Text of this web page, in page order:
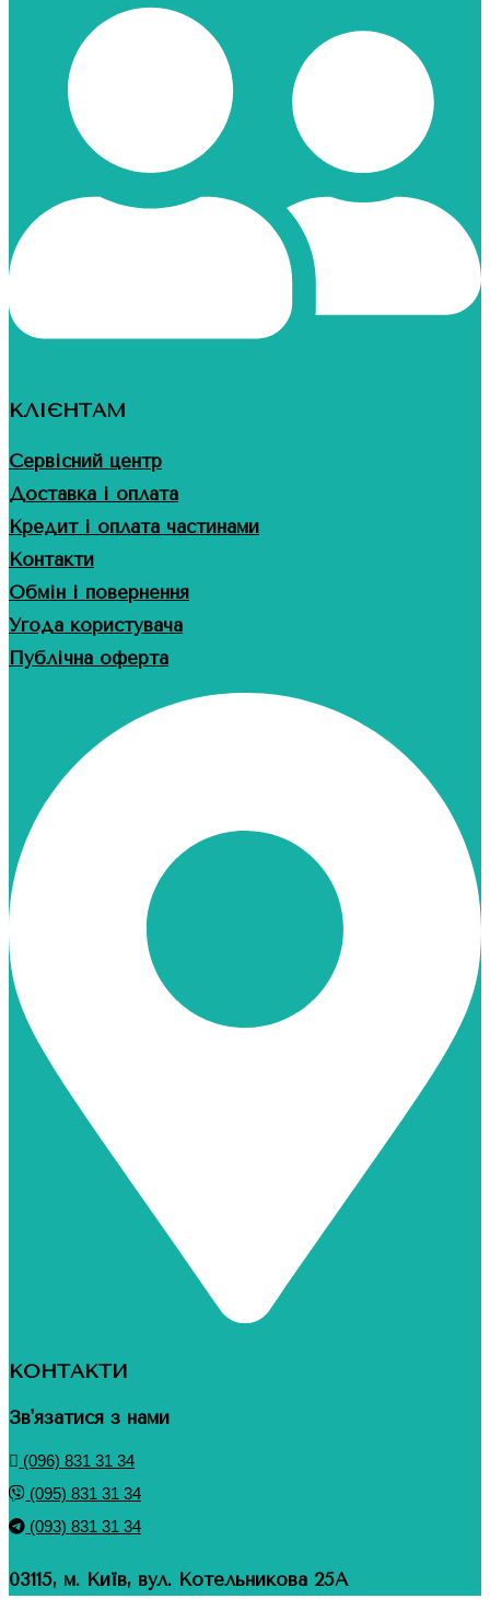
КЛІЄНТАМ
Сервісний центр
Доставка і оплата
Кредит і оплата частинами
Контакти
Обмін і повернення
Угода користувача
Публічна оферта
КОНТАКТИ
Зв'язатися з нами
(096) 831 31 34
(095) 831 31 34
(093) 831 31 34
03115, м. Київ, вул. Котельникова 25А